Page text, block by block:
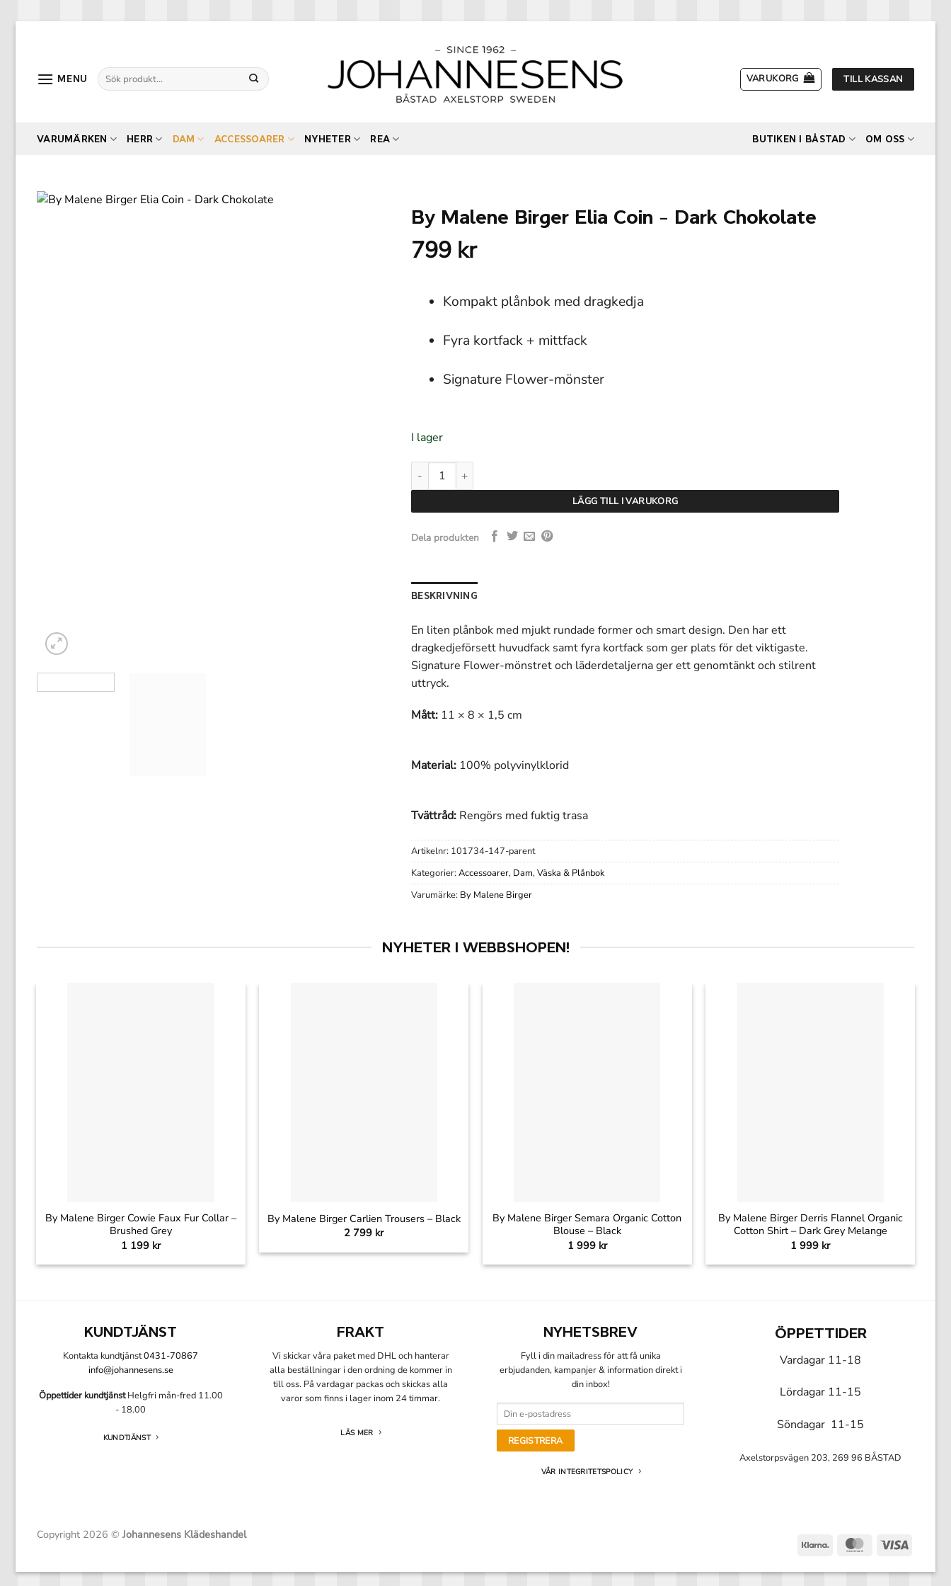
MENU
Sök
efter:
VARUKORG TILL KASSAN
VARUMÄRKEN HERR DAM ACCESSOARER NYHETER REA BUTIKEN I BÅSTAD OM OSS
By Malene Birger Elia Coin – Dark Chokolate
799 kr
Kompakt plånbok med dragkedja
Fyra kortfack + mittfack
Signature Flower-mönster
I lager
By Malene Birger Elia Coin - Dark Chokolate mängd
LÄGG TILL I VARUKORG
Dela produkten
BESKRIVNING
En liten plånbok med mjukt rundade former och smart design. Den har ett
dragkedjeförsett huvudfack samt fyra kortfack som ger plats för det viktigaste.
Signature Flower-mönstret och läderdetaljerna ger ett genomtänkt och stilrent
uttryck.
Mått: 11 × 8 × 1,5 cm
Material: 100% polyvinylklorid
Tvättråd: Rengörs med fuktig trasa
Artikelnr: 101734-147-parent
Kategorier:Accessoarer, Dam,Väska & Plånbok
Varumärke: By Malene Birger
NYHETER I WEBBSHOPEN!
By Malene Birger Cowie Faux Fur Collar –
Brushed Grey
1 199 kr
By Malene Birger Carlien Trousers – Black
2 799 kr
By Malene Birger Semara Organic Cotton
Blouse – Black
1 999 kr
By Malene Birger Derris Flannel Organic
Cotton Shirt – Dark Grey Melange
1 999 kr
KUNDTJÄNST
Kontakta kundtjänst0431-70867
info@johannesens.se
Öppettider kundtjänstHelgfri mån-fred 11.00
- 18.00
KUNDTJÄNST
FRAKT
Vi skickar våra paket med DHL och hanterar
alla beställningar i den ordning de kommer in
till oss. På vardagar packas och skickas alla
varor som finns i lager inom 24 timmar.
LÄS MER
NYHETSBREV
Fyll i din mailadress för att få unika
erbjudanden, kampanjer & information direkt i
din inbox!
VÅR INTEGRITETSPOLICY
ÖPPETTIDER
Vardagar 11-18
Lördagar 11-15
Söndagar 11-15
Axelstorpsvägen 203, 269 96 BÅSTAD
Klarna MasterCardVisa
Copyright 2026 © Johannesens Klädeshandel